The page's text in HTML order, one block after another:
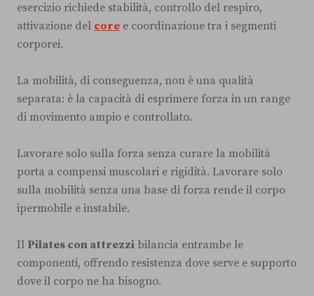
esercizio richiede stabilità, controllo del respiro,
attivazione del core e coordinazione tra i segmenti
corporei.
La mobilità, di conseguenza, non è una qualità
separata: è la capacità di esprimere forza in un range
di movimento ampio e controllato.
Lavorare solo sulla forza senza curare la mobilità
porta a compensi muscolari e rigidità. Lavorare solo
sulla mobilità senza una base di forza rende il corpo
ipermobile e instabile.
Il Pilates con attrezzi bilancia entrambe le
componenti, offrendo resistenza dove serve e supporto
dove il corpo ne ha bisogno.